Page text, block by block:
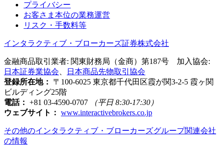
プライバシー
お客さま本位の業務運営
リスク・手数料等
インタラクティブ・ブローカーズ証券株式会社
金融商品取引業者: 関東財務局（金商）第187号 加入協会:
日本証券業協会
日本商品先物取引協会
登録所在地：
〒100-6025 東京都千代田区霞が関3-2-5 霞ヶ関
ビルディング25階
電話： +81 03-4590-0707
（平日 8:30-17:30）
ウェブサイト： www.interactivebrokers.co.jp
その他のインタラクティブ・ブローカーズグループ関連会社
の情報